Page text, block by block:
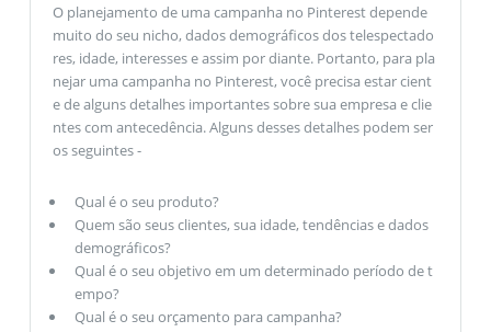
O planejamento de uma campanha no Pinterest depende
muito do seu nicho, dados demográficos dos telespectado
res, idade, interesses e assim por diante. Portanto, para pla
nejar uma campanha no Pinterest, você precisa estar cient
e de alguns detalhes importantes sobre sua empresa e clie
ntes com antecedência. Alguns desses detalhes podem ser
os seguintes -
Qual é o seu produto?
Quem são seus clientes, sua idade, tendências e dados
demográficos?
Qual é o seu objetivo em um determinado período de t
empo?
Qual é o seu orçamento para campanha?